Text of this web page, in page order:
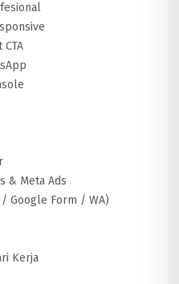
& Meta Ads
Google Form / WA)
Kerja